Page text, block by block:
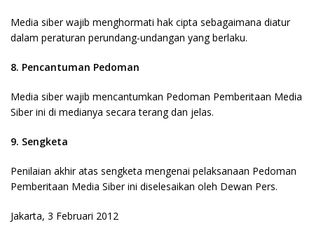
Media siber wajib menghormati hak cipta sebagaimana diatur
dalam peraturan perundang-undangan yang berlaku.
8. Pencantuman Pedoman
Media siber wajib mencantumkan Pedoman Pemberitaan Media
Siber ini di medianya secara terang dan jelas.
9. Sengketa
Penilaian akhir atas sengketa mengenai pelaksanaan Pedoman
Pemberitaan Media Siber ini diselesaikan oleh Dewan Pers.
Jakarta, 3 Februari 2012